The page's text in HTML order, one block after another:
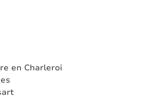
en Charleroi